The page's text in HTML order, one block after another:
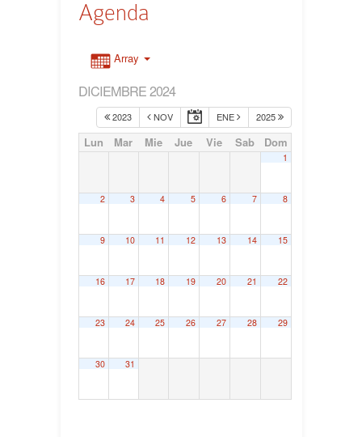
Agenda
Array
DICIEMBRE 2024
2023 NOV ENE 2025
Lun Mar Mie Jue Vie Sab Dom
1
2 3 4 5 6 7 8
9 10 11 12 13 14 15
16 17 18 19 20 21 22
23 24 25 26 27 28 29
30 31